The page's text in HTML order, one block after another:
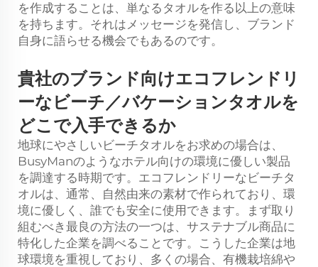
を作成することは、単なるタオルを作る以上の意味
を持ちます。それはメッセージを発信し、ブランド
自身に語らせる機会でもあるのです。
貴社のブランド向けエコフレンドリ
ーなビーチ／バケーションタオルを
どこで入手できるか
地球にやさしいビーチタオルをお求めの場合は、
BusyManのようなホテル向けの環境に優しい製品
を調達する時期です。エコフレンドリーなビーチタ
オルは、通常、自然由来の素材で作られており、環
境に優しく、誰でも安全に使用できます。まず取り
組むべき最良の方法の一つは、サステナブル商品に
特化した企業を調べることです。こうした企業は地
球環境を重視しており、多くの場合、有機栽培綿や